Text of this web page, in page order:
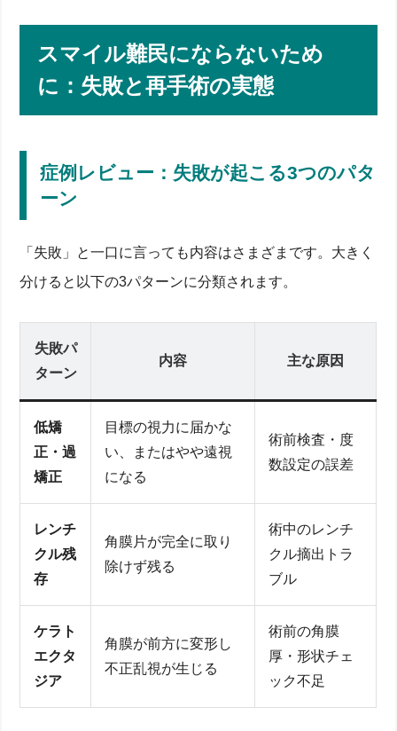
スマイル難民にならないため
に：失敗と再手術の実態
症例レビュー：失敗が起こる3つのパタ
ーン
「失敗」と一口に言っても内容はさまざまです。大きく
分けると以下の3パターンに分類されます。
失敗パ
ターン
内容 主な原因
低矯
正・過
矯正
目標の視力に届かな
い、またはやや遠視
になる
術前検査・度
数設定の誤差
レンチ
クル残
存
角膜片が完全に取り
除けず残る
術中のレンチ
クル摘出トラ
ブル
ケラト
エクタ
ジア
角膜が前方に変形し
不正乱視が生じる
術前の角膜
厚・形状チェ
ック不足